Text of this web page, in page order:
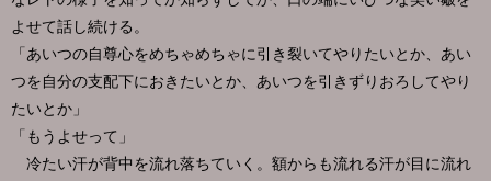
よせて話し続ける。
「あいつの自尊心をめちゃめちゃに引き裂いてやりたいとか、あい
つを自分の支配下におきたいとか、あいつを引きずりおろしてやり
たいとか」
「もうよせって」
冷たい汗が背中を流れ落ちていく。額からも流れる汗が目に流れ